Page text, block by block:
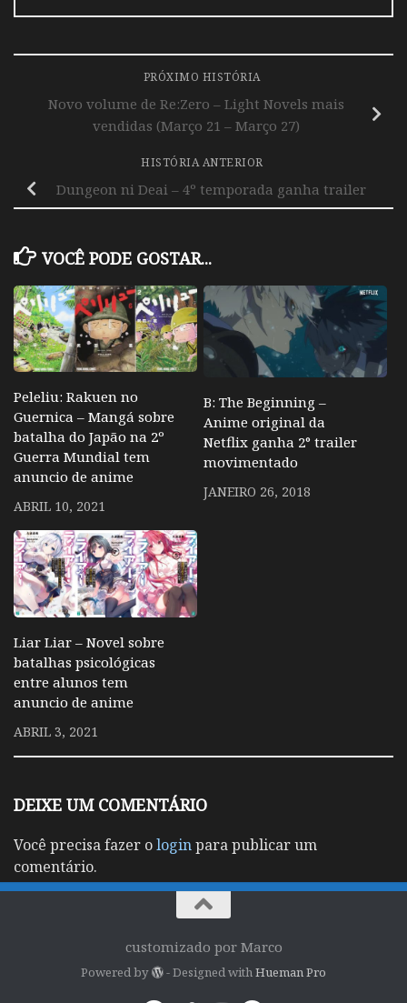
PRÓXIMO HISTÓRIA
Novo volume de Re:Zero – Light Novels mais
vendidas (Março 21 – Março 27)
HISTÓRIA ANTERIOR
Dungeon ni Deai – 4º temporada ganha trailer
VOCÊ PODE GOSTAR...
Peleliu: Rakuen no
Guernica – Mangá sobre
batalha do Japão na 2º
Guerra Mundial tem
anuncio de anime
ABRIL 10, 2021
B: The Beginning –
Anime original da
Netflix ganha 2° trailer
movimentado
JANEIRO 26, 2018
Liar Liar – Novel sobre
batalhas psicológicas
entre alunos tem
anuncio de anime
ABRIL 3, 2021
DEIXE UM COMENTÁRIO
Você precisa fazer ologinpara publicar um
comentário.
customizado por Marco
Powered by - Designed withHueman Pro